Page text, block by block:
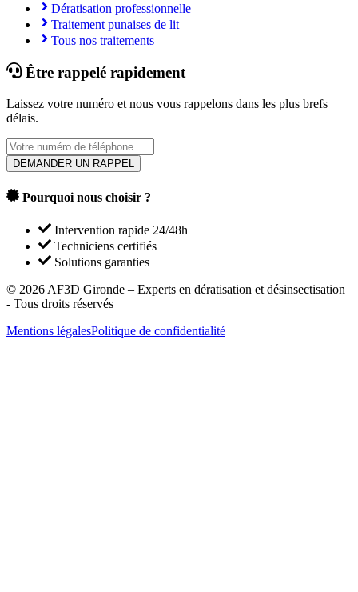
Dératisation professionnelle
Traitement punaises de lit
Tous nos traitements
Être rappelé rapidement
Laissez votre numéro et nous vous rappelons dans les plus brefs
délais.
DEMANDER UN RAPPEL
Pourquoi nous choisir ?
Intervention rapide 24/48h
Techniciens certifiés
Solutions garanties
© 2026 AF3D Gironde – Experts en dératisation et désinsectisation
- Tous droits réservés
Mentions légalesPolitique de confidentialité